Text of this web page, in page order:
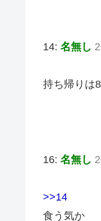
14: 名無し
持ち帰りは
16: 名無し
>>14
食う気か